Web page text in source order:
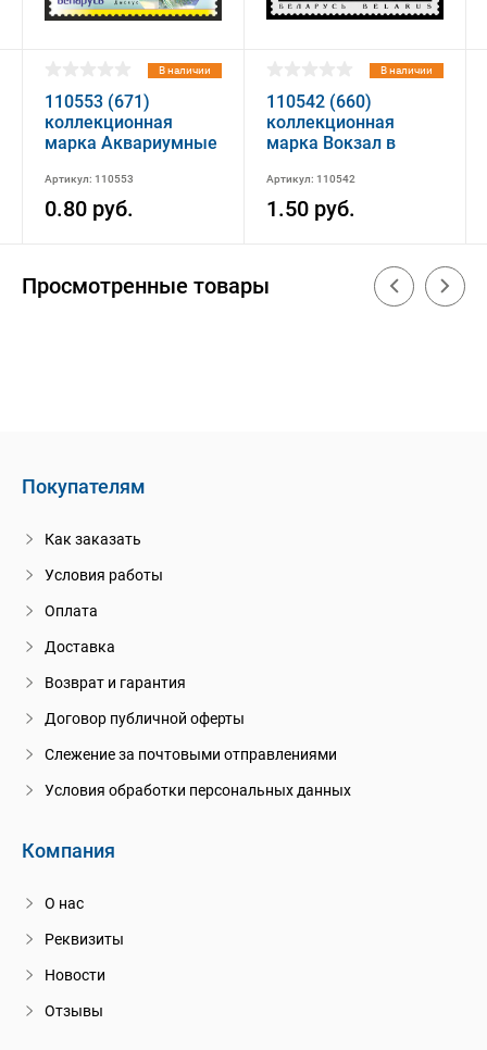
В наличии
110553 (671)
коллекционная
марка Аквариумные
желтый 500
Артикул: 110553
0.80 руб.
В наличии
110542 (660)
коллекционная
марка Вокзал в
серии ОВ 1000
Артикул: 110542
1.50 руб.
Просмотренные товары
Покупателям
Как заказать
Условия работы
Оплата
Доставка
Возврат и гарантия
Договор публичной оферты
Слежение за почтовыми отправлениями
Условия обработки персональных данных
Компания
О нас
Реквизиты
Новости
Отзывы